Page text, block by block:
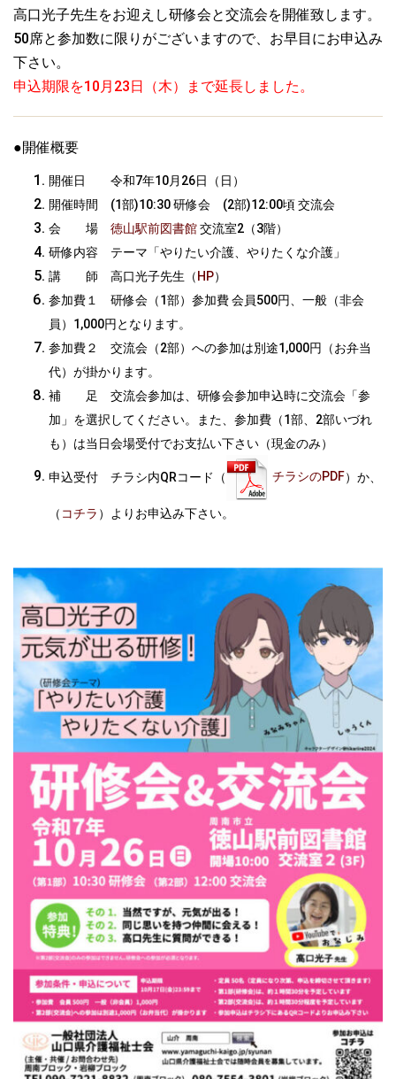
高口光子先生をお迎えし研修会と交流会を開催致します。
50席と参加数に限りがございますので、お早目にお申込み
下さい。
申込期限を10月23日（木）まで延長しました。
●開催概要
開催日 令和7年10月26日（日）
開催時間 (1部)10:30 研修会 (2部)12:00頃 交流会
会 場 徳山駅前図書館交流室2（3階）
研修内容 テーマ「やりたい介護、やりたくな介護」
講 師 高口光子先生（HP）
参加費１ 研修会（1部）参加費 会員500円、一般（非会
員）1,000円となります。
参加費２ 交流会（2部）への参加は別途1,000円（お弁当
代）が掛かります。
補 足 交流会参加は、研修会参加申込時に交流会「参
加」を選択してください。また、参加費（1部、2部いづれ
も）は当日会場受付でお支払い下さい（現金のみ）
申込受付 チラシ内QRコード（ チラシのPDF）か、
（ コチラ ）よりお申込み下さい。